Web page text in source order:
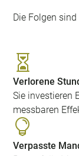
Die Folgen sind

Verlorene
Sie investieren
messbaren

Verpasste